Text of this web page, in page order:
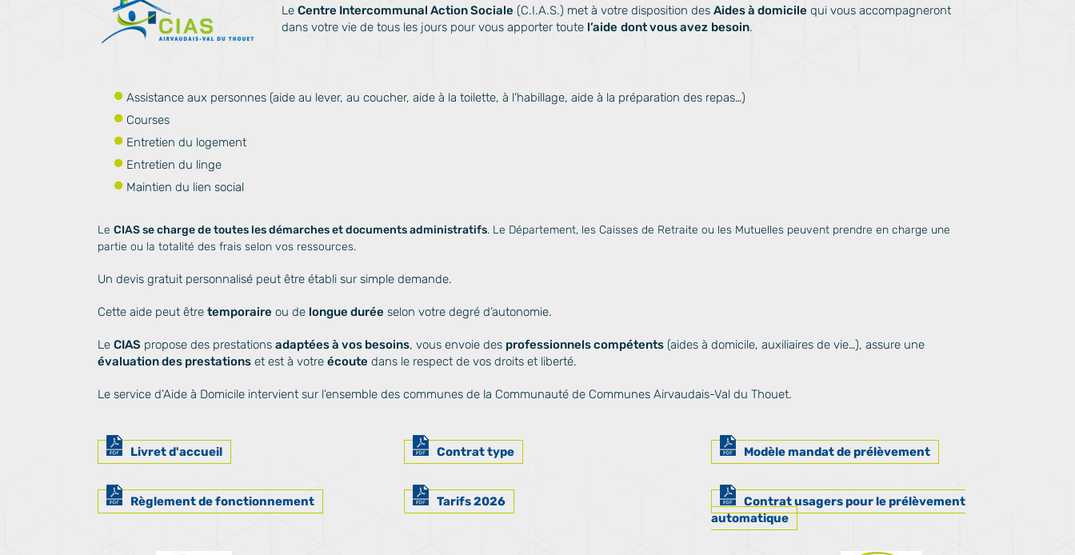
Le Centre Intercommunal Action Sociale (C.I.A.S.) met à votre disposition des Aides à domicile qui vous accompagneront
dans votre vie de tous les jours pour vous apporter toute l’aide dont vous avez besoin.
Assistance aux personnes (aide au lever, au coucher, aide à la toilette, à l’habillage, aide à la préparation des repas…)
Courses
Entretien du logement
Entretien du linge
Maintien du lien social
Le CIAS se charge de toutes les démarches et documents administratifs. Le Département, les Caisses de Retraite ou les Mutuelles peuvent prendre en charge une
partie ou la totalité des frais selon vos ressources.
Un devis gratuit personnalisé peut être établi sur simple demande.
Cette aide peut être temporaire ou de longue durée selon votre degré d’autonomie.
Le CIAS propose des prestations adaptées à vos besoins, vous envoie des professionnels compétents (aides à domicile, auxiliaires de vie…), assure une
évaluation des prestations et est à votre écoute dans le respect de vos droits et liberté.
Le service d’Aide à Domicile intervient sur l’ensemble des communes de la Communauté de Communes Airvaudais-Val du Thouet.
Livret d'accueil
Règlement de fonctionnement
Contrat type
Tarifs 2026
Modèle mandat de prélèvement
Contrat usagers pour le prélèvement
automatique